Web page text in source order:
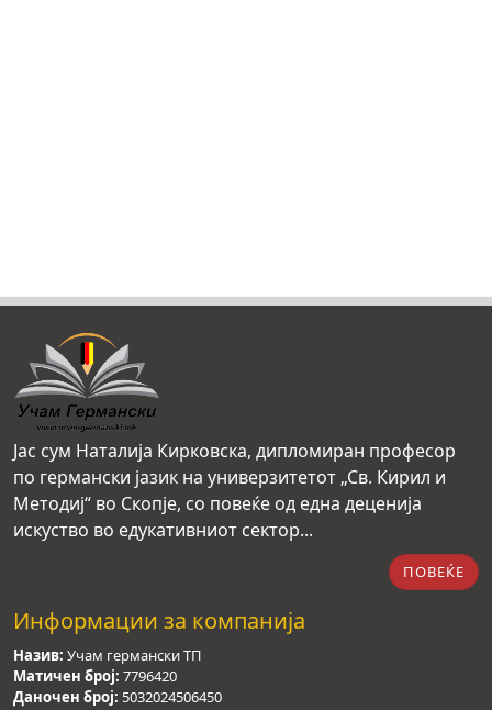
Јас сум Наталија Кирковска, дипломиран професор
по германски јазик на универзитетот „Св. Кирил и
Методиј“ во Скопје, со повеќе од една деценија
искуство во едукативниот сектор...
ПОВЕЌЕ
Информации за компанија
Назив: Учам германски ТП
Матичен број: 7796420
Даночен број: 5032024506450